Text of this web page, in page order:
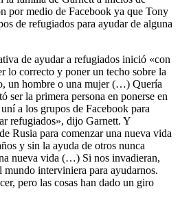
por medio de Facebook ya que Tony
de refugiados para ayudar de alguna
de ayudar a refugiados inició «con
lo correcto y poner un techo sobre la
un hombre o una mujer (…) Quería
ser la primera persona en ponerse en
a los grupos de Facebook para
refugiados», dijo Garnett. Y
Rusia para comenzar una nueva vida
y sin la ayuda de otros nunca
nueva vida (…) Si nos invadieran,
mundo interviniera para ayudarnos.
pero las cosas han dado un giro